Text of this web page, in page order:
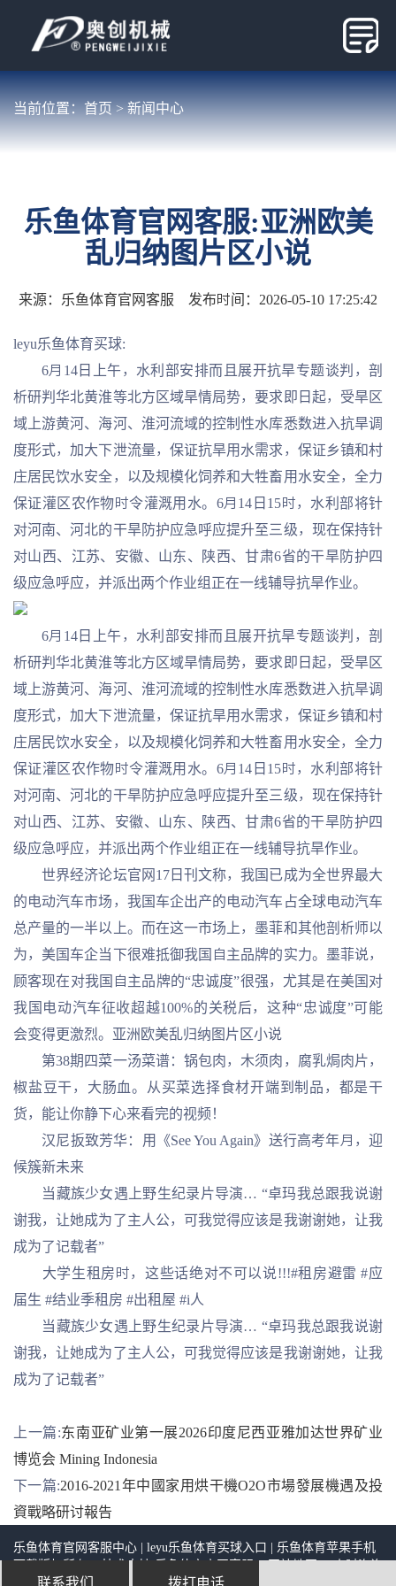
当前位置： 首页 > 新闻中心
乐鱼体育官网客服:亚洲欧美
乱归纳图片区小说
来源： 乐鱼体育官网客服 发布时间：2026-05-10 17:25:42
leyu乐鱼体育买球:
6月14日上午，水利部安排而且展开抗旱专题谈判，剖
析研判华北黄淮等北方区域旱情局势，要求即日起，受旱区
域上游黄河、海河、淮河流域的控制性水库悉数进入抗旱调
度形式，加大下泄流量，保证抗旱用水需求，保证乡镇和村
庄居民饮水安全，以及规模化饲养和大牲畜用水安全，全力
保证灌区农作物时令灌溉用水。6月14日15时，水利部将针
对河南、河北的干旱防护应急呼应提升至三级，现在保持针
对山西、江苏、安徽、山东、陕西、甘肃6省的干旱防护四
级应急呼应，并派出两个作业组正在一线辅导抗旱作业。
6月14日上午，水利部安排而且展开抗旱专题谈判，剖
析研判华北黄淮等北方区域旱情局势，要求即日起，受旱区
域上游黄河、海河、淮河流域的控制性水库悉数进入抗旱调
度形式，加大下泄流量，保证抗旱用水需求，保证乡镇和村
庄居民饮水安全，以及规模化饲养和大牲畜用水安全，全力
保证灌区农作物时令灌溉用水。6月14日15时，水利部将针
对河南、河北的干旱防护应急呼应提升至三级，现在保持针
对山西、江苏、安徽、山东、陕西、甘肃6省的干旱防护四
级应急呼应，并派出两个作业组正在一线辅导抗旱作业。
世界经济论坛官网17日刊文称，我国已成为全世界最大
的电动汽车市场，我国车企出产的电动汽车占全球电动汽车
总产量的一半以上。而在这一市场上，墨菲和其他剖析师以
为，美国车企当下很难抵御我国自主品牌的实力。墨菲说，
顾客现在对我国自主品牌的“忠诚度”很强，尤其是在美国对
我国电动汽车征收超越100%的关税后，这种“忠诚度”可能
会变得更激烈。亚洲欧美乱归纳图片区小说
第38期四菜一汤菜谱：锅包肉，木须肉，腐乳焗肉片，
椒盐豆干，大肠血。从买菜选择食材开端到制品，都是干
货，能让你静下心来看完的视频！
汉尼扳致芳华：用《See You Again》送行高考年月，迎
候簇新未来
当藏族少女遇上野生纪录片导演… “卓玛我总跟我说谢
谢我，让她成为了主人公，可我觉得应该是我谢谢她，让我
成为了记载者”
大学生租房时，这些话绝对不可以说!!!#租房避雷 #应
届生 #结业季租房 #出租屋 #i人
当藏族少女遇上野生纪录片导演… “卓玛我总跟我说谢
谢我，让她成为了主人公，可我觉得应该是我谢谢她，让我
成为了记载者”
上一篇:东南亚矿业第一展2026印度尼西亚雅加达世界矿业
博览会 Mining Indonesia
下一篇:2016-2021年中國家用烘干機O2O市場發展機遇及投
資戰略研讨報告
乐鱼体育官网客服中心 | leyu乐鱼体育买球入口 | 乐鱼体育苹果手机
电话：联系我们 拨打电话